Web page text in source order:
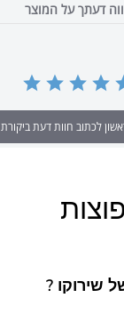
דעתך על המוצר
לכתוב חוות דעת ביקורת
שירוקו